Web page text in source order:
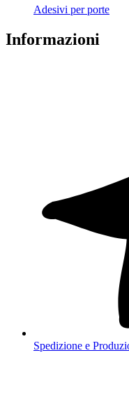
Adesivi per porte
Informazioni
Spedizione e